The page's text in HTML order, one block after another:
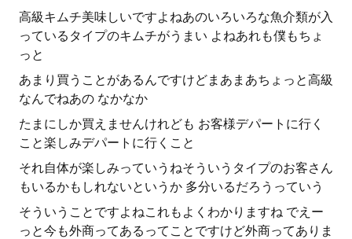
高級キムチ美味しいですよねあのいろいろな魚介類が入
っているタイプのキムチがうまい よねあれも僕もちょ
っと
あまり買うことがあるんですけどまあまあちょっと高級
なんでねあの なかなか
たまにしか買えませんけれども お客様デパートに行く
こと楽しみデパートに行くこと
それ自体が楽しみっていうねそういうタイプのお客さん
もいるかもしれないというか 多分いるだろうっていう
そういうことですよねこれもよくわかりますね でえー
っと今も外商ってあるってことですけど外商ってありま